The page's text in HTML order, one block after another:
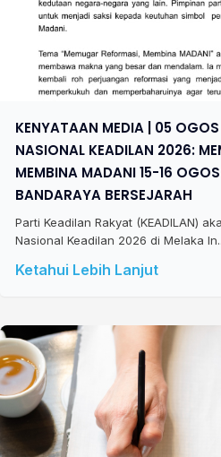
KENYATAAN MEDIA | 05
NASIONAL KEADILAN 2026:
MEMBINA MADANI 15-16
BANDARAYA BERSEJARAH
Parti Keadilan Rakyat (KEADILAN)
Nasional Keadilan 2026 di Melaka
Ketahui Lebih Lanjut